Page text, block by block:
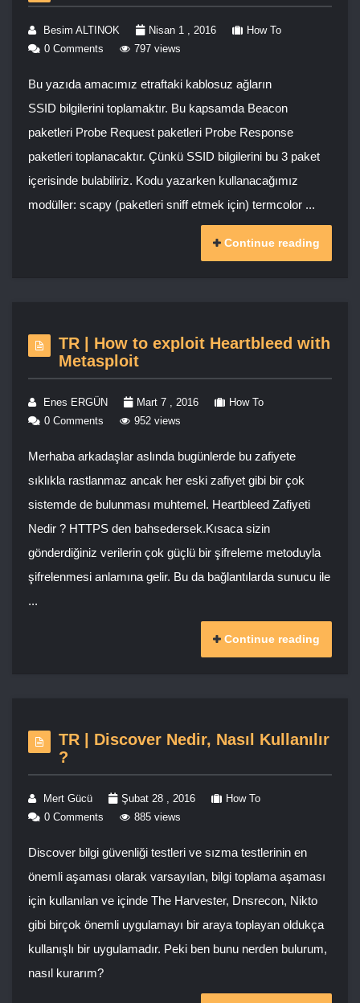
Besim ALTINOK Nisan 1 , 2016
How To
0 Comments
797 views
Bu yazıda amacımız etraftaki kablosuz ağların
SSID bilgilerini toplamaktır. Bu kapsamda Beacon
paketleri Probe Request paketleri Probe Response
paketleri toplanacaktır. Çünkü SSID bilgilerini bu 3 paket
içerisinde bulabiliriz. Kodu yazarken kullanacağımız
modüller: scapy (paketleri sniff etmek için) termcolor ...
Continue reading
TR | How to exploit Heartbleed with
Metasploit
Enes ERGÜN Mart 7 , 2016
How To
0 Comments
952 views
Merhaba arkadaşlar aslında bugünlerde bu zafiyete
sıklıkla rastlanmaz ancak her eski zafiyet gibi bir çok
sistemde de bulunması muhtemel. Heartbleed Zafiyeti
Nedir ? HTTPS den bahsedersek.Kısaca sizin
gönderdiğiniz verilerin çok güçlü bir şifreleme metoduyla
şifrelenmesi anlamına gelir. Bu da bağlantılarda sunucu ile
...
Continue reading
TR | Discover Nedir, Nasıl Kullanılır
?
Mert Gücü Şubat 28 , 2016
How To
0 Comments
885 views
Discover bilgi güvenliği testleri ve sızma testlerinin en
önemli aşaması olarak varsayılan, bilgi toplama aşaması
için kullanılan ve içinde The Harvester, Dnsrecon, Nikto
gibi birçok önemli uygulamayı bir araya toplayan oldukça
kullanışlı bir uygulamadır. Peki ben bunu nerden bulurum,
nasıl kurarım?